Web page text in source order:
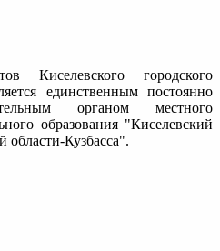
Киселевского городского
единственным постоянно
органом местного
образования "Киселевский
области-Кузбасса".